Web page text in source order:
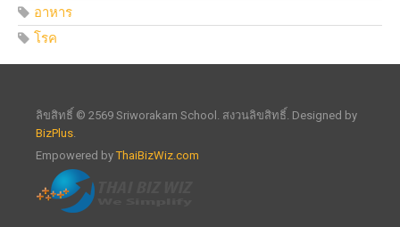
อาหาร
โรค
ลิขสิทธิ์ © 2569 Sriworakarn School. สงวนลิขสิทธิ์. Designed by
BizPlus
Empowered byThaiBizWiz.com